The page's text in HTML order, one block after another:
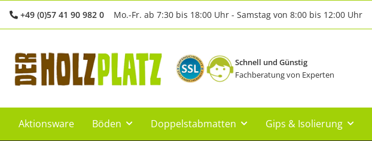
+49 (0)57 41 90 982 0 Mo.-Fr. ab 7:30 bis 18:00 Uhr - Samstag von 8:00 bis 12:00 Uhr
Schnell und Günstig
Fachberatung von Experten
Aktionsware Böden Doppelstabmatten Gips & Isolierung